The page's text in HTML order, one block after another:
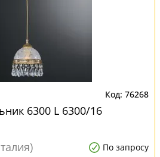
76268
6300 L 6300/16
По запросу